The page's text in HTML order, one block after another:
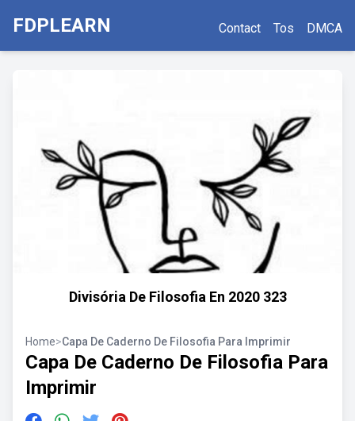
FDPLEARN Contact Tos DMCA
Divisória De Filosofia En 2020 323
Home>Capa De Caderno De Filosofia Para Imprimir
Capa De Caderno De Filosofia Para
Imprimir